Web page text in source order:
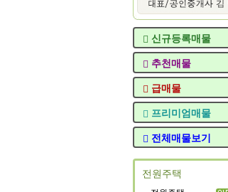
신규등록매물
추천매물
급매물
프리미엄매물
전체매물보기
전원주택